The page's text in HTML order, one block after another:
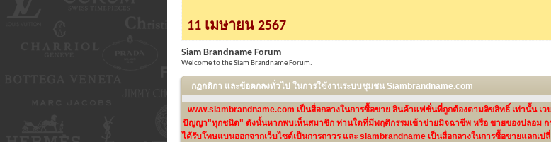
11 เมษายน 2567
Siam Brandname Forum
Welcome to the Siam Brandname Forum.
กฏกติกา และข้อตกลงทั่วไป ในการใฃ้งานระบบชุมชน Siambrandname.com
www.siambrandname.com เป็นสื่อกลางในการซื้อขาย สินค้าแฟชั่นที่ถูกต้องตามลิขสิทธิ์ เท่านั้น
ปัญญา"ทุกชนิด" ดังนั้นหากพบเห็นสมาชิก ท่านใดที่มีพฤติกรรมเข้าข่ายมิจฉาชีพ หรือ ขายของปลอม
ได้รับโทษแบนออกจากเว็บไซต์เป็นการถาวร และ siambrandname เป็นสื่อกลางในการซื้อขายแลกเ